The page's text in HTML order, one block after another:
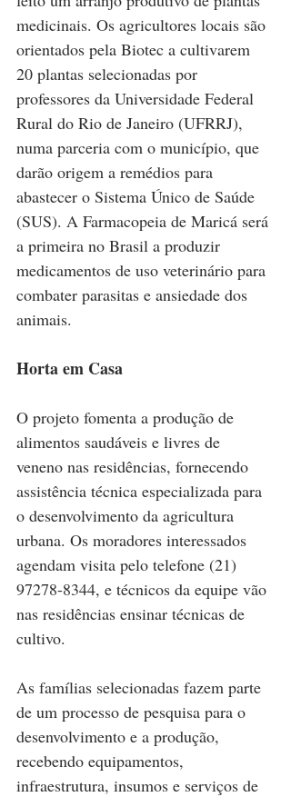
medicinais. Os agricultores locais são
orientados pela Biotec a cultivarem
20 plantas selecionadas por
professores da Universidade Federal
Rural do Rio de Janeiro (UFRRJ),
numa parceria com o município, que
darão origem a remédios para
abastecer o Sistema Único de Saúde
(SUS). A Farmacopeia de Maricá será
a primeira no Brasil a produzir
medicamentos de uso veterinário para
combater parasitas e ansiedade dos
animais.
Horta em Casa
O projeto fomenta a produção de
alimentos saudáveis e livres de
veneno nas residências, fornecendo
assistência técnica especializada para
o desenvolvimento da agricultura
urbana. Os moradores interessados
agendam visita pelo telefone (21)
97278-8344, e técnicos da equipe vão
nas residências ensinar técnicas de
cultivo.
As famílias selecionadas fazem parte
de um processo de pesquisa para o
desenvolvimento e a produção,
recebendo equipamentos,
infraestrutura, insumos e serviços de